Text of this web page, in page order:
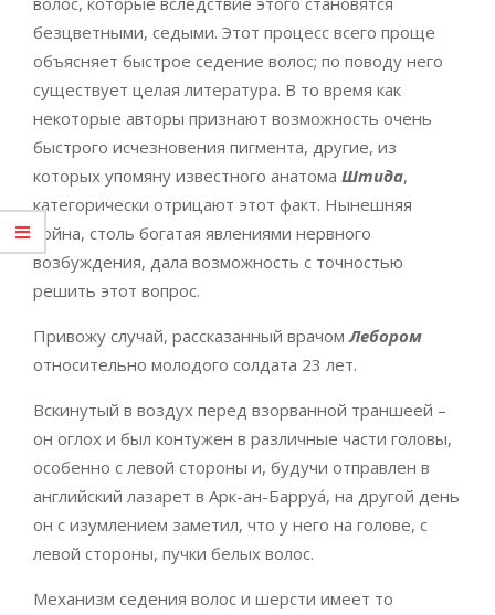
безцветными, седыми. Этот процесс всего проще
объясняет быстрое седение волос; по поводу него
существует целая литература. В то время как
некоторые авторы признают возможность очень
быстрого исчезновения пигмента, другие, из
которых упомяну известного анатома Штида,
категорически отрицают этот факт. Нынешняя
война, столь богатая явлениями нервного
возбуждения, дала возможность с точностью
решить этот вопрос.
Привожу случай, рассказанный врачомЛебором
относительно молодого солдата 23 лет.
Вскинутый в воздух перед взорванной траншеей –
он оглох и был контужен в различные части головы,
особенно с левой стороны и, будучи отправлен в
английский лазарет в Арк-ан-Барруа́, на другой день
он с изумлением заметил, что у него на голове, с
левой стороны, пучки белых волос.
Механизм седения волос и шерсти имеет то